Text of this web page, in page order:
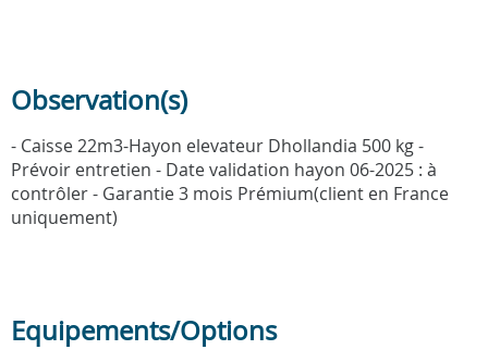
Observation(s)
- Caisse 22m3-Hayon elevateur Dhollandia 500 kg -
Prévoir entretien - Date validation hayon 06-2025 : à
contrôler - Garantie 3 mois Prémium(client en France
uniquement)
Equipements/Options